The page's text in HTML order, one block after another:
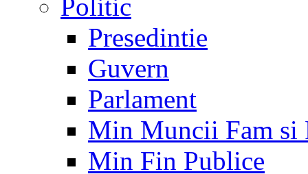
Politic
Presedintie
Guvern
Parlament
Min Muncii Fam si
Min Fin Publice